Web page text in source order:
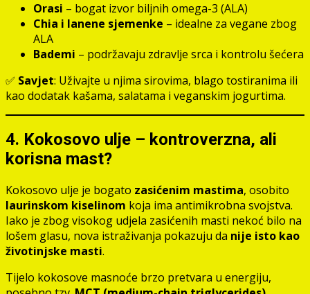
Orasi – bogat izvor biljnih omega-3 (ALA)
Chia i lanene sjemenke – idealne za vegane zbog
ALA
Bademi – podržavaju zdravlje srca i kontrolu šećera
✅ Savjet: Uživajte u njima sirovima, blago tostiranima ili
kao dodatak kašama, salatama i veganskim jogurtima.
4. Kokosovo ulje – kontroverzna, ali
korisna mast?
Kokosovo ulje je bogato zasićenim mastima, osobito
laurinskom kiselinom koja ima antimikrobna svojstva.
Iako je zbog visokog udjela zasićenih masti nekoć bilo na
lošem glasu, nova istraživanja pokazuju da nije isto kao
životinjske masti.
Tijelo kokosove masnoće brzo pretvara u energiju,